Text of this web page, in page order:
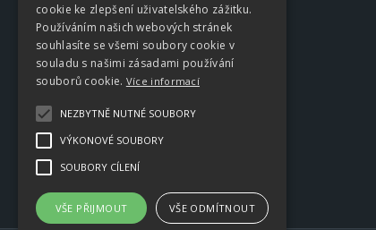
Kluby
cookie ke zlepšení uživatelského zážitku.
Používáním našich webových stránek
souhlasíte se všemi soubory cookie v
souladu s našimi zásadami používání
souborů cookie. Více informací
NEZBYTNĚ NUTNÉ SOUBORY
VÝKONOVÉ SOUBORY
SOUBORY CÍLENÍ
VŠE PŘIJMOUT VŠE ODMÍTNOUT